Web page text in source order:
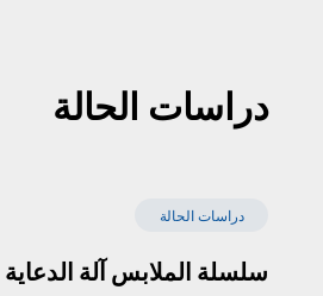
دراسات الحالة
دراسات الحالة
سلسلة الملابس آلة الدعاية